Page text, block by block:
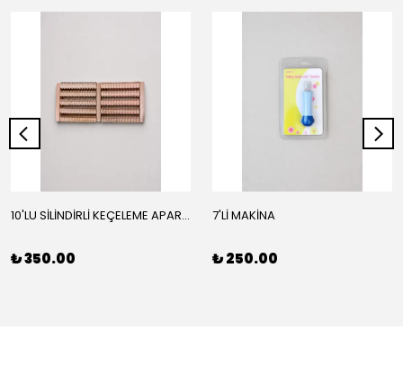
10'LU SİLİNDİRLİ KEÇELEME APARATI
₺ 350.00
7'Lİ MAKİNA
₺ 250.00